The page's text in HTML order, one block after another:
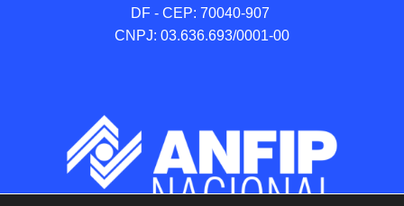
DF - CEP: 70040-907
CNPJ: 03.636.693/0001-00